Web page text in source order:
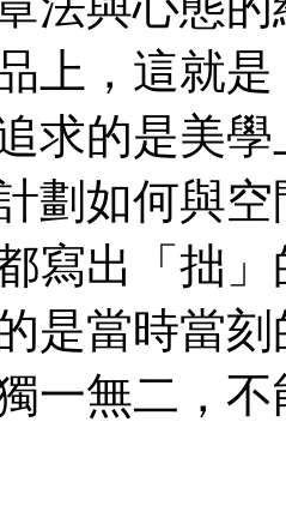
上，這就
求的是美
劃如何與
寫出「拙
是當時當
一無二，